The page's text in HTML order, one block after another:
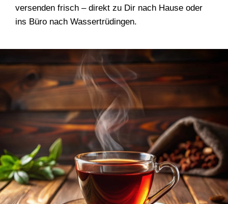
versenden frisch – direkt zu Dir nach Hause oder
ins Büro nach Wassertrüdingen.